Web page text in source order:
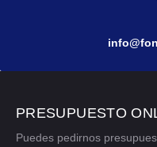
PRESUPUESTO
Puedes pedirnos